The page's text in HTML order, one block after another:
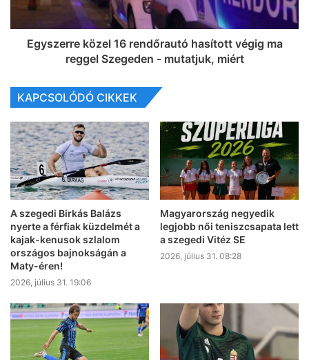
Egyszerre közel 16 rendőrautó hasított végig ma
reggel Szegeden - mutatjuk, miért
KAPCSOLÓDÓ CIKKEK
A szegedi Birkás Balázs
nyerte a férfiak küzdelmét a
kajak-kenusok szlalom
országos bajnokságán a
Maty-éren!
2026, július 31. 19:06
Magyarország negyedik
legjobb női teniszcsapata lett
a szegedi Vitéz SE
2026, július 31. 08:28